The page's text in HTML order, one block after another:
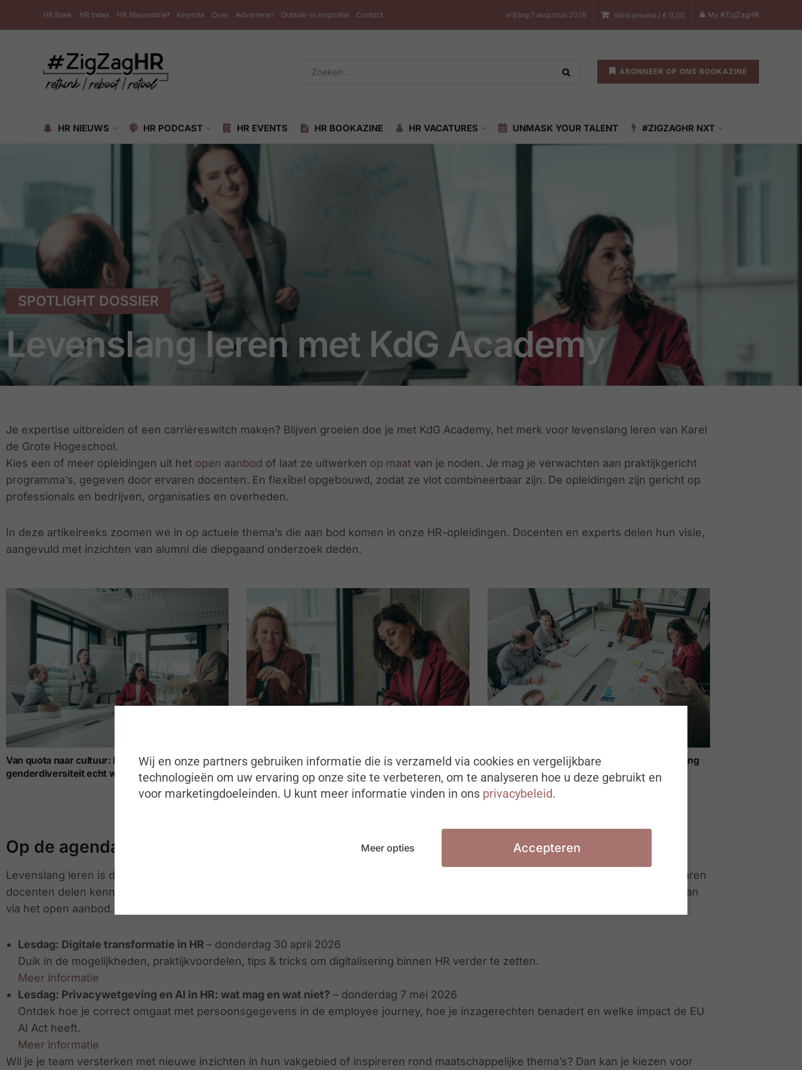
HR Boek HR Index HR Nieuwsbrief Keynote Over Adverteren Outside-in Inspiratie Contact vrijdag 7 augustus 2026 Winkelmand / € 0,00 My #ZigZagHR
ABONNEER OP ONS BOOKAZINE
HR NIEUWS HR PODCAST HR EVENTS HR BOOKAZINE HR VACATURES UNMASK YOUR TALENT #ZIGZAGHR NXT
SPOTLIGHT DOSSIER
Levenslang leren met KdG Academy
Je expertise uitbreiden of een carrièreswitch maken? Blijven groeien doe je met KdG Academy, het merk voor levenslang leren van Karel
de Grote Hogeschool.
Kies een of meer opleidingen uit het open aanbod of laat ze uitwerken op maat van je noden. Je mag je verwachten aan praktijkgericht
programma’s, gegeven door ervaren docenten. En flexibel opgebouwd, zodat ze vlot combineerbaar zijn. De opleidingen zijn gericht op
professionals en bedrijven, organisaties en overheden.
In deze artikelreeks zoomen we in op actuele thema’s die aan bod komen in onze HR-opleidingen. Docenten en experts delen hun visie,
aangevuld met inzichten van alumni die diepgaand onderzoek deden.
Van quota naar cultuur: hoe maak je
genderdiversiteit echt werkbaar?
Van data naar impact: HR analytics in de praktijk
Bouwen aan een welzijnsbeleid: van bevraging
tot strategisch actieplan
Op de agenda:
Levenslang leren is de sleutel tot persoonlijke en professionele groei. KdG Academy biedt flexibele, praktijkgerichte opleidingen: ervaren
docenten delen kennis en vaardigheden die meteen inzetbaar zijn. Je eigen expertise uitbreiden of een carrièreswitch maken? Dat kan
via het open aanbod.
Lesdag: Digitale transformatie in HR – donderdag 30 april 2026
Duik in de mogelijkheden, praktijkvoordelen, tips & tricks om digitalisering binnen HR verder te zetten.
Meer informatie
Lesdag: Privacywetgeving en AI in HR: wat mag en wat niet? – donderdag 7 mei 2026
Ontdek hoe je correct omgaat met persoonsgegevens in de employee journey, hoe je inzagerechten benadert en welke impact de EU
AI Act heeft.
Meer informatie
Wil je je team versterken met nieuwe inzichten in hun vakgebied of inspireren rond maatschappelijke thema’s? Dan kan je kiezen voor
Wij en onze partners gebruiken informatie die is verzameld via cookies en vergelijkbare
technologieën om uw ervaring op onze site te verbeteren, om te analyseren hoe u deze gebruikt en
voor marketingdoeleinden. U kunt meer informatie vinden in ons privacybeleid.
Meer opties Accepteren